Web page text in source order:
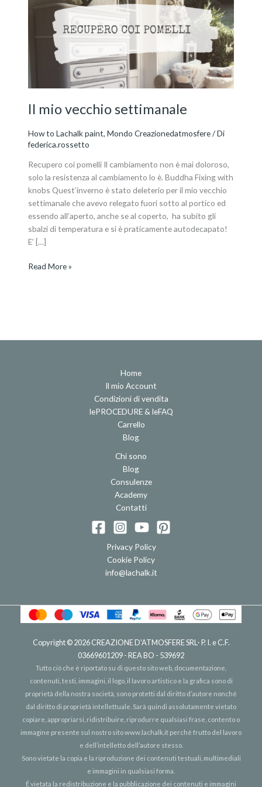
Il mio vecchio settimanale
How to Lachalk paint,Mondo Creazionedatmosfere/ Di
federica.rossetto
Recupero coi pomelli Il cambiamento non è mai doloroso,
solo la resistenza al cambiamento lo è. Buddha Fixing with
knobs Quest’inverno è stato deleterio per il mio vecchio
settimanale che avevo relegato fuori sotto al portico ed
essendo all’aperto, anche se al coperto, ha subito gli
sbalzi di temperatura e si è praticamente autodecapato!
E’ […]
vecchio
settimanale
Read More »
Home
Il mio Account
Condizioni di vendita
lePROCEDURE & leFAQ
Carrello
Blog
Chi sono
Blog
Consulenze
Academy
Contatti
Privacy Policy
Cookie Policy
info@lachalk.it
Copyright © 2026CREAZIONE D'ATMOSFERE SRL - P. I. e C.F.
03669601209 - REA BO - 539692
Tutto ciò che è riportato su di questo sito web, documentazione,
contenuti, testi, immagini, il logo, il lavoro artistico e la grafica sono di
proprietà della nostra società, sono protetti dal diritto d’autore nonché
dal diritto di proprietà intellettuale. Sarà quindi assolutamente vietato
copiare, appropriarsi, ridistribuire, riprodurre qualsiasi frase, contento o
immagine presente sul nostro sitowww.lachalk.it perché frutto del lavoro
e dell’intelletto dell’autore stesso.
Sono vietate la copia e la riproduzione dei contenuti testuali, multimediali
e immagini in qualsiasi forma.
É vietata la redistribuzione e la pubblicazione dei contenuti e immagini